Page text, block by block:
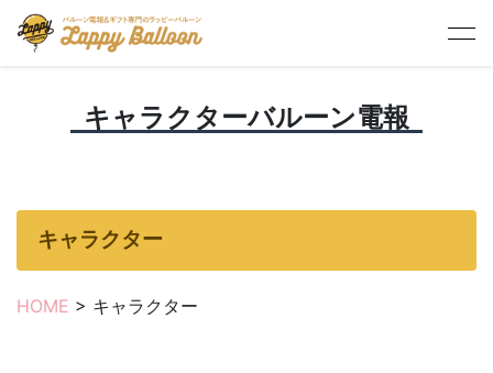
HOME > キャラクターバルーン電報
キャラクターバルーン電報
キャラクター
HOME > キャラクター